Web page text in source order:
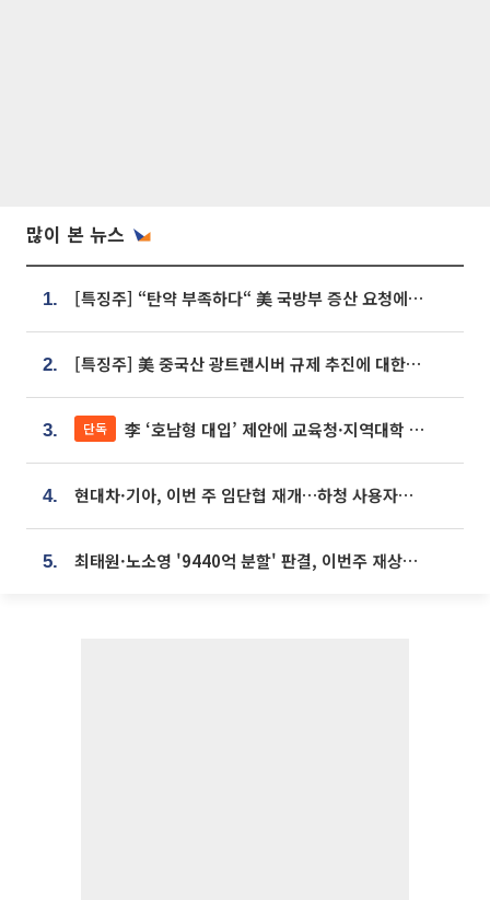
많이 본 뉴스
1. [특징주] “탄약 부족하다“ 美 국방부 증산 요청에⋯국내 방산주 급등세
2. [특징주] 美 중국산 광트랜시버 규제 추진에 대한광통신 등 광통신株 강세
3. 단독 李 ‘호남형 대입’ 제안에 교육청·지역대학 서·논술형 입시 연계 '착수'
4. 현대차·기아, 이번 주 임단협 재개…하청 사용자성 재심도 ‘변수’
5. 최태원·노소영 '9440억 분할' 판결, 이번주 재상고 여부 주목